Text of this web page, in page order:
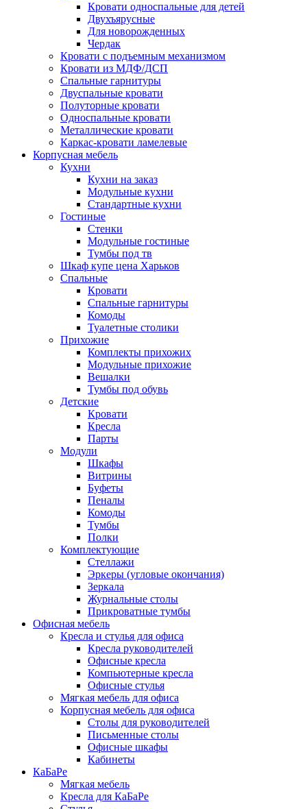
Кровати односпальные для детей
Двухъярусные
Для новорожденных
Чердак
Кровати с подъемным механизмом
Кровати из МДФ/ДСП
Спальные гарнитуры
Двуспальные кровати
Полуторные кровати
Односпальные кровати
Металлические кровати
Каркас-кровати ламелевые
Корпусная мебель
Кухни
Кухни на заказ
Модульные кухни
Стандартные кухни
Гостиные
Стенки
Модульные гостиные
Тумбы под тв
Шкаф купе цена Харьков
Спальные
Кровати
Спальные гарнитуры
Комоды
Туалетные столики
Прихожие
Комплекты прихожих
Модульные прихожие
Вешалки
Тумбы под обувь
Детские
Кровати
Кресла
Парты
Модули
Шкафы
Витрины
Буфеты
Пеналы
Комоды
Тумбы
Полки
Комплектующие
Стеллажи
Эркеры (угловые окончания)
Зеркала
Журнальные столы
Прикроватные тумбы
Офисная мебель
Кресла и стулья для офиса
Кресла руководителей
Офисные кресла
Компьютерные кресла
Офисные стулья
Мягкая мебель для офиса
Корпусная мебель для офиса
Столы для руководителей
Письменные столы
Офисные шкафы
Кабинеты
КаБаРе
Мягкая мебель
Кресла для КаБаРе